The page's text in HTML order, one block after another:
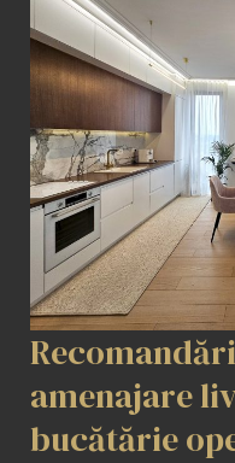
amenajare
bucătărie